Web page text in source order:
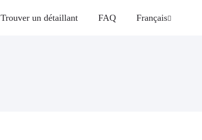
Trouver un détaillant FAQ Français